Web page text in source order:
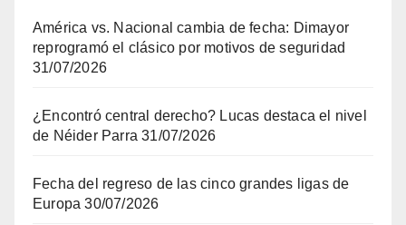
América vs. Nacional cambia de fecha: Dimayor
reprogramó el clásico por motivos de seguridad
31/07/2026
¿Encontró central derecho? Lucas destaca el nivel
de Néider Parra 31/07/2026
Fecha del regreso de las cinco grandes ligas de
Europa 30/07/2026